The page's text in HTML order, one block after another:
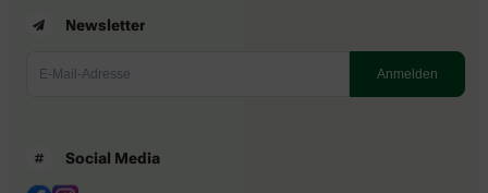
Newsletter
Social Media